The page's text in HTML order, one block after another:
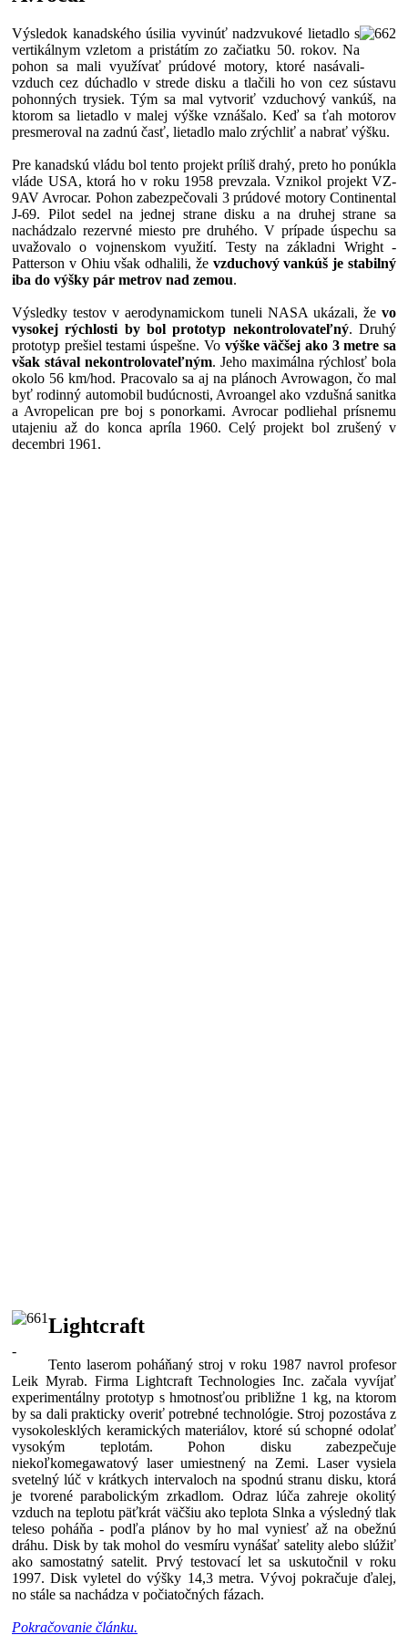
-
Výsledok kanadského úsilia vyvinúť nadzvukové lietadlo s
vertikálnym vzletom a pristátím zo začiatku 50. rokov. Na
pohon sa mali využívať prúdové motory, ktoré nasávali
vzduch cez dúchadlo v strede disku a tlačili ho von cez sústavu
pohonných trysiek. Tým sa mal vytvoriť vzduchový vankúš, na
ktorom sa lietadlo v malej výške vznášalo. Keď sa ťah motorov
presmeroval na zadnú časť, lietadlo malo zrýchliť a nabrať výšku.
Pre kanadskú vládu bol tento projekt príliš drahý, preto ho ponúkla
vláde USA, ktorá ho v roku 1958 prevzala. Vznikol projekt VZ-
9AV Avrocar. Pohon zabezpečovali 3 prúdové motory Continental
J-69. Pilot sedel na jednej strane disku a na druhej strane sa
nachádzalo rezervné miesto pre druhého. V prípade úspechu sa
uvažovalo o vojnenskom využití. Testy na základni Wright -
Patterson v Ohiu však odhalili, že vzduchový vankúš je stabilný
iba do výšky pár metrov nad zemou.
Výsledky testov v aerodynamickom tuneli NASA ukázali, že vo
vysokej rýchlosti by bol prototyp nekontrolovateľný. Druhý
prototyp prešiel testami úspešne. Vo výške väčšej ako 3 metre sa
však stával nekontrolovateľným. Jeho maximálna rýchlosť bola
okolo 56 km/hod. Pracovalo sa aj na plánoch Avrowagon, čo mal
byť rodinný automobil budúcnosti, Avroangel ako vzdušná sanitka
a Avropelican pre boj s ponorkami. Avrocar podliehal prísnemu
utajeniu až do konca apríla 1960. Celý projekt bol zrušený v
decembri 1961.
-
Lightcraft
Tento laserom poháňaný stroj v roku 1987 navrol profesor
Leik Myrab. Firma Lightcraft Technologies Inc. začala vyvíjať
experimentálny prototyp s hmotnosťou približne 1 kg, na ktorom
by sa dali prakticky overiť potrebné technológie. Stroj pozostáva z
vysokolesklých keramických materiálov, ktoré sú schopné odolať
vysokým teplotám. Pohon disku zabezpečuje
niekoľkomegawatový laser umiestnený na Zemi. Laser vysiela
svetelný lúč v krátkych intervaloch na spodnú stranu disku, ktorá
je tvorené parabolickým zrkadlom. Odraz lúča zahreje okolitý
vzduch na teplotu päťkrát väčšiu ako teplota Slnka a výsledný tlak
teleso poháňa - podľa plánov by ho mal vyniesť až na obežnú
dráhu. Disk by tak mohol do vesmíru vynášať satelity alebo slúžiť
ako samostatný satelit. Prvý testovací let sa uskutočnil v roku
1997. Disk vyletel do výšky 14,3 metra. Vývoj pokračuje ďalej,
no stále sa nachádza v počiatočných fázach.
Pokračovanie článku.